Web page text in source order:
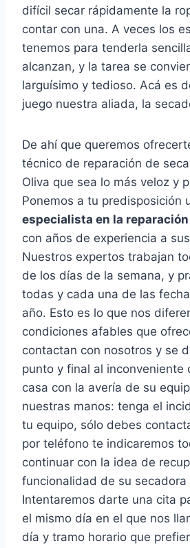
difícil secar rápidamente la
contar con una. A veces los
tenemos para tenderla
alcanzan, y la tarea se
larguísimo y tedioso. Acá es
juego nuestra aliada, la
De ahí que queremos
técnico de reparación de
Oliva que sea lo más veloz y
Ponemos a tu predisposición
especialista en la
con años de experiencia a
Nuestros expertos trabajan
de los días de la semana, y
todas y cada una de las
año. Esto es lo que nos
condiciones afables que
contactan con nosotros y se
punto y final al inconveniente
casa con la avería de su
nuestras manos: tenga el
tu equipo, sólo debes
por teléfono te indicaremos
continuar con la idea de
funcionalidad de su secadora
Intentaremos darte una cita
el mismo día en el que nos
día y tramo horario que